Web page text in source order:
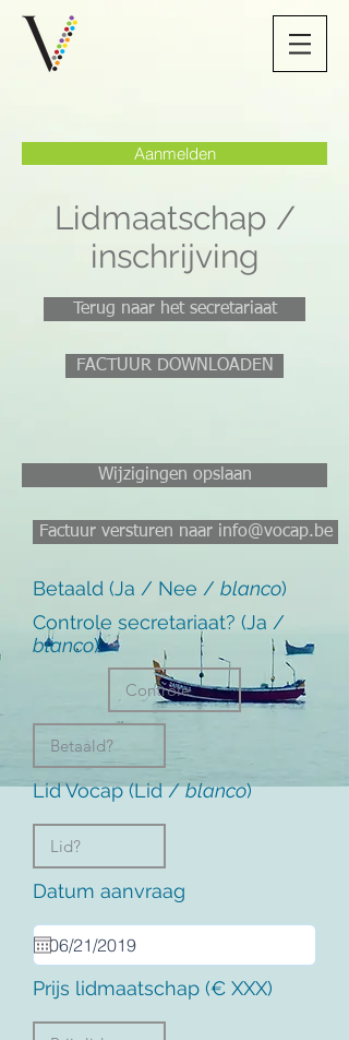
Aanmelden
Lidmaatschap /
inschrijving
Terug naar het secretariaat
FACTUUR DOWNLOADEN
Wijzigingen opslaan
Factuur versturen naar info@vocap.be
Betaald (Ja / Nee / blanco)
Controle secretariaat? (Ja /
blanco)
Lid Vocap (Lid /blanco)
Datum aanvraag
Prijs lidmaatschap (€ XXX)